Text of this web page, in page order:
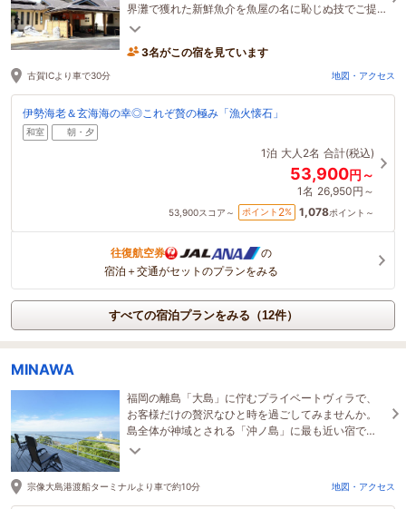
界灘で獲れた新鮮魚介を魚屋の名に恥じぬ技でご提
供いたします。旬のあなごをご賞味ください。
3名がこの宿を見ています
古賀ICより車で30分 地図・アクセス
伊勢海老＆玄海海の幸◎これぞ贅の極み「漁火懐石」
和室 朝・夕
1泊 大人2名 合計(税込)
53,900円～
1名 26,950円～
53,900スコア～ ポイント 2% 1,078ポイント～
往復航空券
の
宿泊＋交通がセットのプランをみる
すべての宿泊プランをみる（12件）
MINAWA
福岡の離島「大島」に佇むプライベートヴィラで、
お客様だけの贅沢なひと時を過ごしてみませんか。
島全体が神域とされる「沖ノ島」に最も近い宿で
す。自然と神秘に癒される非日常な滞在をお楽しみ
宗像大島港渡船ターミナルより車で約10分 地図・アクセス